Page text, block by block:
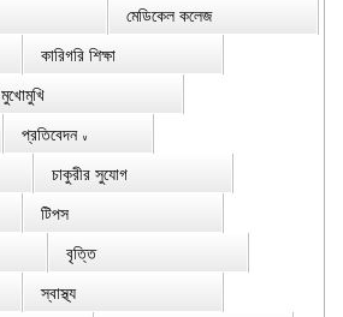
মেডিকেল কলেজ
কারিগরি শিক্ষা
মুখোমুখি
প্রতিবেদন ∨
চাকুরীর সুযোগ
টিপস
বৃত্তি
স্বাস্থ্য